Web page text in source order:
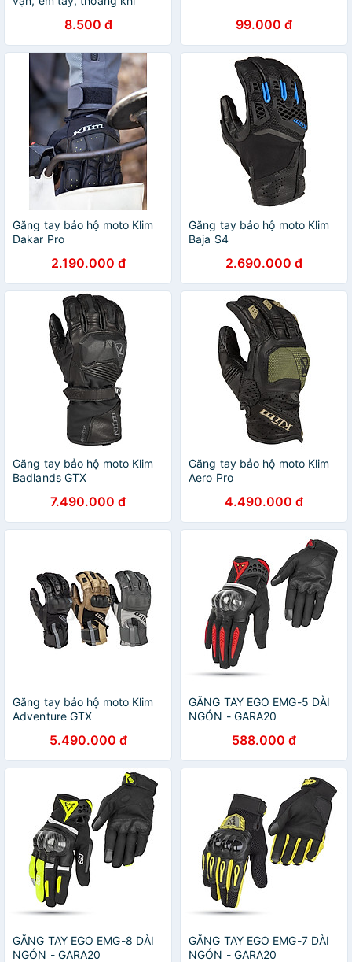
8.500 đ 99.000 đ
Găng tay bảo hộ moto Klim
Dakar Pro
2.190.000 đ
Găng tay bảo hộ moto Klim
Baja S4
2.690.000 đ
Găng tay bảo hộ moto Klim
Badlands GTX
7.490.000 đ
Găng tay bảo hộ moto Klim
Aero Pro
4.490.000 đ
Găng tay bảo hộ moto Klim
Adventure GTX
5.490.000 đ
GĂNG TAY EGO EMG-5 DÀI
NGÓN - GARA20
588.000 đ
GĂNG TAY EGO EMG-8 DÀI
NGÓN - GARA20
GĂNG TAY EGO EMG-7 DÀI
NGÓN - GARA20